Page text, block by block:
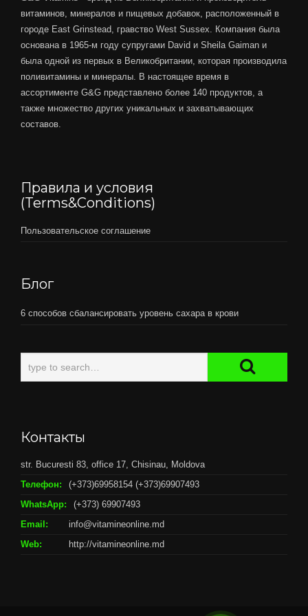
витаминов, минералов и пищевых добавок, расположенный в
городе East Grinstead, гравство West Sussex. Компания была
основана в 1965-м году супругами David и Sheila Gaiman и
была одной из первых в Великобритании, которая производила
поливитамины и минералы. В настоящее время в
ассортименте G&G представлено более 140 продуктов, а
также множество других уникальных и захватывающих
составов.
Правила и условия
(Terms&Conditions)
Пользовательское соглашение
Блог
6 способов сбалансировать уровень сахара в крови
Контакты
str. Bucuresti 83, office 17, Chisinau, Moldova
Телефон:
(+373)69958154 (+373)69907493
WhatsApp:
(+373) 69907493
Email:
info@vitamineonline.md
Web:
http://vitamineonline.md